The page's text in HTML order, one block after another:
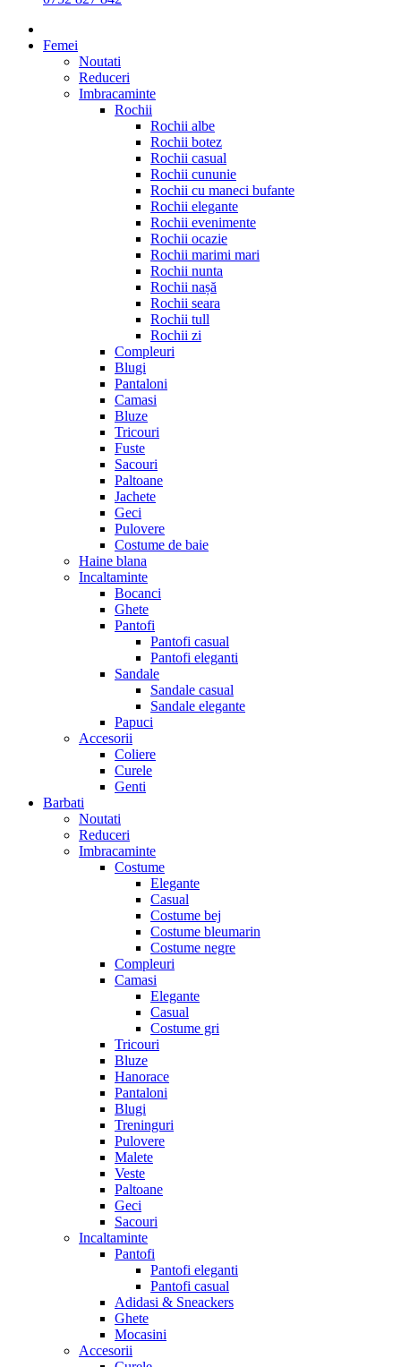
Femei
Noutati
Reduceri
Imbracaminte
Rochii
Rochii albe
Rochii botez
Rochii casual
Rochii cununie
Rochii cu maneci bufante
Rochii elegante
Rochii evenimente
Rochii ocazie
Rochii marimi mari
Rochii nunta
Rochii nașă
Rochii seara
Rochii tull
Rochii zi
Compleuri
Blugi
Pantaloni
Camasi
Bluze
Tricouri
Fuste
Sacouri
Paltoane
Jachete
Geci
Pulovere
Costume de baie
Haine blana
Incaltaminte
Bocanci
Ghete
Pantofi
Pantofi casual
Pantofi eleganti
Sandale
Sandale casual
Sandale elegante
Papuci
Accesorii
Coliere
Curele
Genti
Barbati
Noutati
Reduceri
Imbracaminte
Costume
Elegante
Casual
Costume bej
Costume bleumarin
Costume negre
Compleuri
Camasi
Elegante
Casual
Costume gri
Tricouri
Bluze
Hanorace
Pantaloni
Blugi
Treninguri
Pulovere
Malete
Veste
Paltoane
Geci
Sacouri
Incaltaminte
Pantofi
Pantofi eleganti
Pantofi casual
Adidasi & Sneackers
Ghete
Mocasini
Accesorii